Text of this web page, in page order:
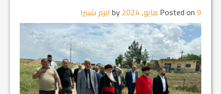
Posted on9 مايو, 2024 ابرم شبيرا